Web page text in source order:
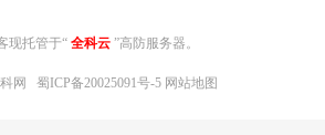
现托管于“ 全科云 ”高防服务器。
网 蜀ICP备20025091号-5 网站地图